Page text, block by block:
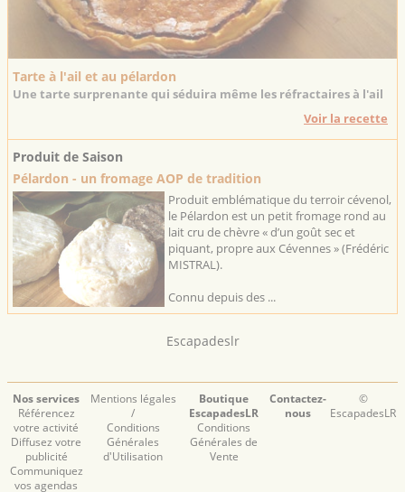
Tarte à l'ail et au pélardon
Une tarte surprenante qui séduira même les réfractaires à l'ail
Voir la recette
Produit de Saison
Pélardon - un fromage AOP de tradition
Produit emblématique du terroir cévenol,
le Pélardon est un petit fromage rond au
lait cru de chèvre « d’un goût sec et
piquant, propre aux Cévennes » (Frédéric
MISTRAL).
Connu depuis des ...
Escapadeslr
Nos services
Référencez
votre activité
Diffusez votre
publicité
Communiquez
vos agendas
Mentions légales
/
Conditions
Générales
d'Utilisation
Boutique
EscapadesLR
Conditions
Générales de
Vente
Contactez-
nous
©
EscapadesLR